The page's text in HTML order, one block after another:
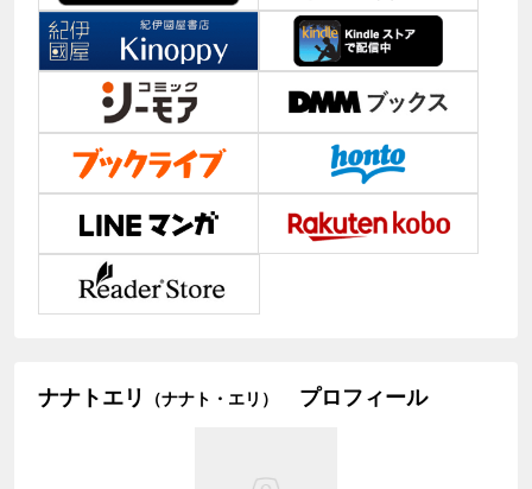
ナナトエリ （ナナト・エリ） プロフィール